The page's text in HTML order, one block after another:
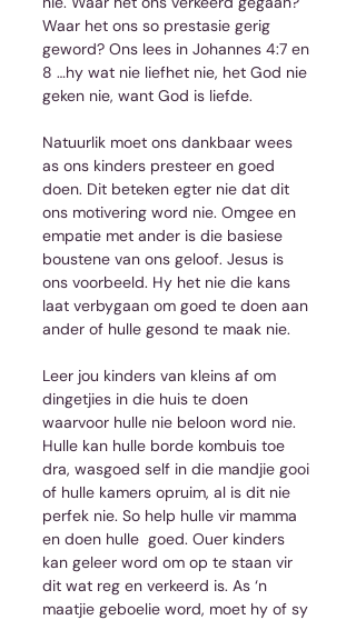
Waar het ons so prestasie gerig
geword? Ons lees in Johannes 4:7 en
8 …hy wat nie liefhet nie, het God nie
geken nie, want God is liefde.
Natuurlik moet ons dankbaar wees
as ons kinders presteer en goed
doen. Dit beteken egter nie dat dit
ons motivering word nie. Omgee en
empatie met ander is die basiese
boustene van ons geloof. Jesus is
ons voorbeeld. Hy het nie die kans
laat verbygaan om goed te doen aan
ander of hulle gesond te maak nie.
Leer jou kinders van kleins af om
dingetjies in die huis te doen
waarvoor hulle nie beloon word nie.
Hulle kan hulle borde kombuis toe
dra, wasgoed self in die mandjie gooi
of hulle kamers opruim, al is dit nie
perfek nie. So help hulle vir mamma
en doen hulle  goed. Ouer kinders
kan geleer word om op te staan vir
dit wat reg en verkeerd is. As ‘n
maatjie geboelie word, moet hy of sy